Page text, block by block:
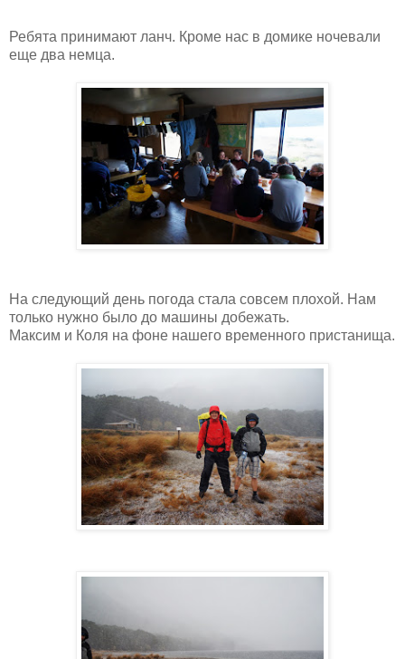
Ребята принимают ланч. Кроме нас в домике ночевали
еще два немца.
На следующий день погода стала совсем плохой. Нам
только нужно было до машины добежать.
Максим и Коля на фоне нашего временного пристанища.